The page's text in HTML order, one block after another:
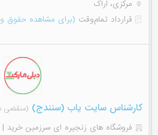
مرکزی، اراک
قرارداد تمام‌وقت (برای مشاهده حقوق
کارشناس سایت یاب (سنندج) (منقضی
فروشگاه های زنجیره ای سرزمین خرید | Daily Market